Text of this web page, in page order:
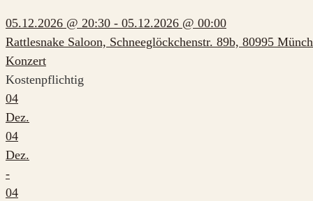
05.12.2026 @ 20:30 - 05.12.2026 @ 00:00
Rattlesnake Saloon, Schneeglöckchenstr. 89b, 80995
Konzert
Kostenpflichtig
04
Dez.
04
Dez.
-
04